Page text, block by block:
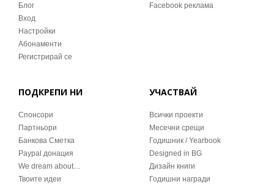
Блог
Вход
Настройки
Абонаменти
Регистрирай се
Facebook реклама
ПОДКРЕПИ НИ
Спонсори
Партньори
Банкова Сметка
Paypal донация
We dream about…
Твоите идеи
УЧАСТВАЙ
Всички проекти
Месечни срещи
Годишник / Yearbook
Designed in BG
Дизайн книги
Годишни награди